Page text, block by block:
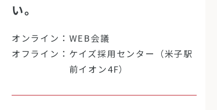
い。
オンライン： WEB会議
オフライン： ケイズ採用センター（米子駅
前イオン4F）